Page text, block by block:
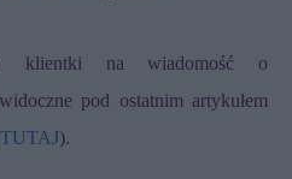
klientki na wiadomość o
pod ostatnim artykułem
).